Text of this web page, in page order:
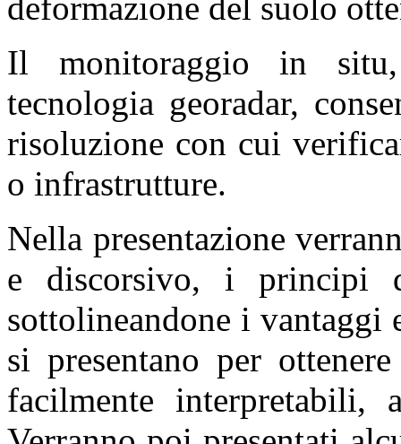
Il monitoraggio in
tecnologia georadar,
risoluzione con cui
o infrastrutture.
Nella presentazione
e discorsivo, i principi
sottolineandone i vantaggi
si presentano per
facilmente interpretabili,